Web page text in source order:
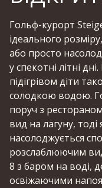
Гольф-курорт
ідеального
або просто
у спекотні літні
підігрівом діти
солодкою водою.
поруч з
вид на лагуну, тоді
насолоджується
розслаблюючим
8 з баром на воді,
освіжаючими